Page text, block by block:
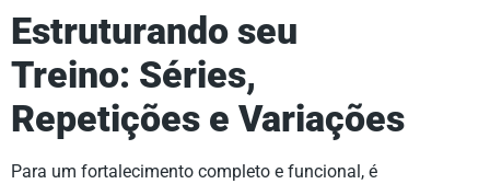
Estruturando seu
Treino: Séries,
Repetições e Variações
Para um fortalecimento completo e funcional, é